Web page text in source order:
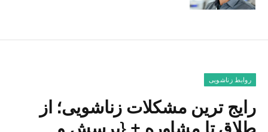
روابط زناشویی
رایج ترین مشکلات زناشویی؛ از